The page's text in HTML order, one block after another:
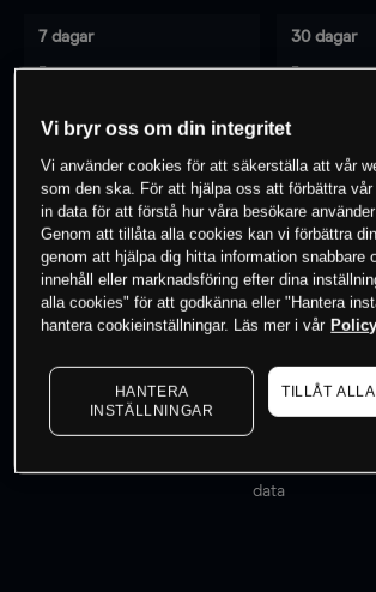
7 dagar
-
30 dagar
-
0% av kunderna har en
instrument
Börja handla
Priserna är endast vägledande.
data
Vi bryr oss om din integritet
Vi använder cookies för att säkerställa att vår
som den ska. För att hjälpa oss att förbättra
in data för att förstå hur våra besökare
Genom att tillåta alla cookies kan vi förbättra
genom att hjälpa dig hitta information snabbare
innehåll eller marknadsföring efter dina
alla cookies" för att godkänna eller "Hantera
hantera cookieinställningar. Läs mer i vår
HANTERA
INSTÄLLNINGAR
TILLÅT